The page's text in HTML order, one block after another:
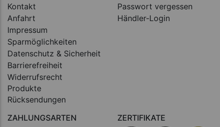
Kontakt
Anfahrt
Impressum
Sparmöglichkeiten
Datenschutz & Sicherheit
Barrierefreiheit
Widerrufsrecht
Produkte
Rücksendungen
Passwort vergessen
Händler-Login
ZAHLUNGSARTEN ZERTIFIKATE